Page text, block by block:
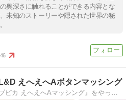
奥深さに触れることができる内容とな
未知のストーリーや隠された世界の秘
えへえへAボタンマッシング